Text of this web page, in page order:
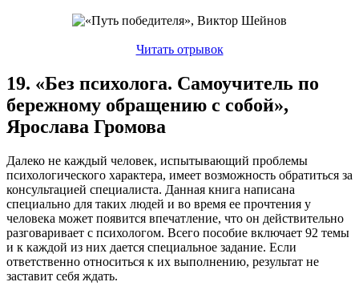
Читать отрывок
19. «Без психолога. Самоучитель по
бережному обращению с собой»,
Ярослава Громова
Далеко не каждый человек, испытывающий проблемы
психологического характера, имеет возможность обратиться за
консультацией специалиста. Данная книга написана
специально для таких людей и во время ее прочтения у
человека может появится впечатление, что он действительно
разговаривает с психологом. Всего пособие включает 92 темы
и к каждой из них дается специальное задание. Если
ответственно относиться к их выполнению, результат не
заставит себя ждать.